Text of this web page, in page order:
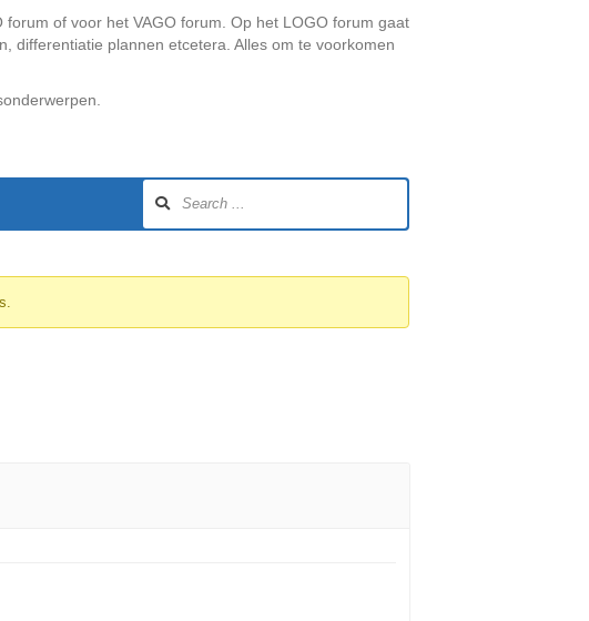
of voor het VAGO forum. Op het LOGO forum gaat
differentiatie plannen etcetera. Alles om te voorkomen